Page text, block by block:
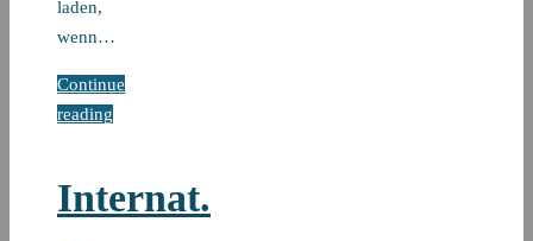
laden,
wenn…
Continue
reading
Internat.